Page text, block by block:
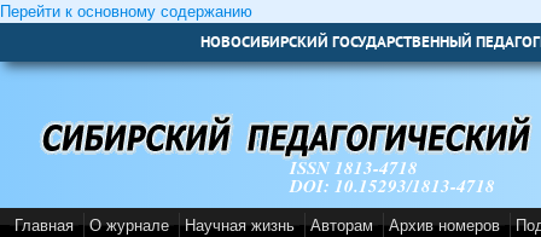
Перейти к основному содержанию
НОВОСИБИРСКИЙ ГОСУДАРСТВЕННЫЙ
ISSN 1813-4718
DOI: 10.15293/1813-4718
Главная О журнале Научная жизнь Авторам Архив номеров